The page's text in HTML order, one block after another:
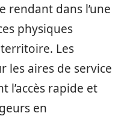
rendant dans l’une
physiques
Les
les aires de service
l’accès rapide et
en